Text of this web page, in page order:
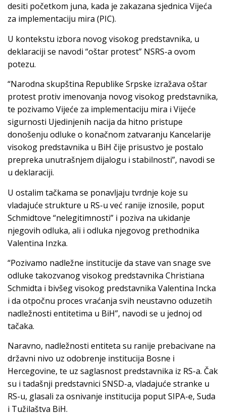
desiti početkom juna, kada je zakazana sjednica Vijeća
za implementaciju mira (PIC).
U kontekstu izbora novog visokog predstavnika, u
deklaraciji se navodi “oštar protest” NSRS-a ovom
potezu.
“Narodna skupština Republike Srpske izražava oštar
protest protiv imenovanja novog visokog predstavnika,
te pozivamo Vijeće za implementaciju mira i Vijeće
sigurnosti Ujedinjenih nacija da hitno pristupe
donošenju odluke o konačnom zatvaranju Kancelarije
visokog predstavnika u BiH čije prisustvo je postalo
prepreka unutrašnjem dijalogu i stabilnosti”, navodi se
u deklaraciji.
U ostalim tačkama se ponavljaju tvrdnje koje su
vladajuće strukture u RS-u već ranije iznosile, poput
Schmidtove “nelegitimnosti” i poziva na ukidanje
njegovih odluka, ali i odluka njegovog prethodnika
Valentina Inzka.
“Pozivamo nadležne institucije da stave van snage sve
odluke takozvanog visokog predstavnika Christiana
Schmidta i bivšeg visokog predstavnika Valentina Incka
i da otpočnu proces vraćanja svih neustavno oduzetih
nadležnosti entitetima u BiH”, navodi se u jednoj od
tačaka.
Naravno, nadležnosti entiteta su ranije prebacivane na
državni nivo uz odobrenje institucija Bosne i
Hercegovine, te uz saglasnost predstavnika iz RS-a. Čak
su i tadašnji predstavnici SNSD-a, vladajuće stranke u
RS-u, glasali za osnivanje institucija poput SIPA-e, Suda
i Tužilaštva BiH.